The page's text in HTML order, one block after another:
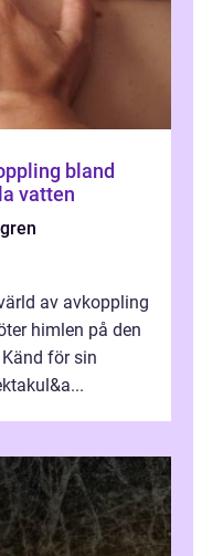
vatten
av avkoppling
himlen på den
för sin